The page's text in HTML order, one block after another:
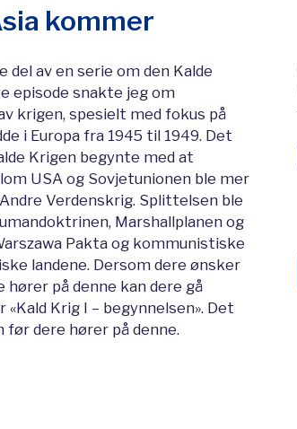
kommer
del av en serie om den Kalde
episode snakte jeg om
krigen, spesielt med fokus på
i Europa fra 1945 til 1949. Det
Krigen begynte med at
USA og Sovjetunionen ble mer
Verdenskrig. Splittelsen ble
Marshallplanen og
Pakta og kommunistiske
landene. Dersom dere ønsker
hører på denne kan dere gå
Krig I – begynnelsen». Det
dere hører på denne.